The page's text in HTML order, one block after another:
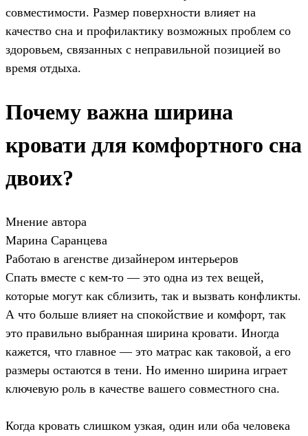
совместимости. Размер поверхности влияет на
качество сна и профилактику возможных проблем со
здоровьем, связанных с неправильной позицией во
время отдыха.
Почему важна ширина
кровати для комфортного сна
двоих?
Мнение автора
Марина Саранцева
Работаю в агенстве дизайнером интерьеров
Спать вместе с кем-то — это одна из тех вещей,
которые могут как сблизить, так и вызвать конфликты.
А что больше влияет на спокойствие и комфорт, так
это правильно выбранная ширина кровати. Иногда
кажется, что главное — это матрас как таковой, а его
размеры остаются в тени. Но именно ширина играет
ключевую роль в качестве вашего совместного сна.
Когда кровать слишком узкая, один или оба человека